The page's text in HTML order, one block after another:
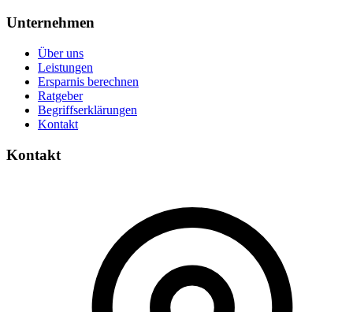
Unternehmen
Über uns
Leistungen
Ersparnis berechnen
Ratgeber
Begriffserklärungen
Kontakt
Kontakt